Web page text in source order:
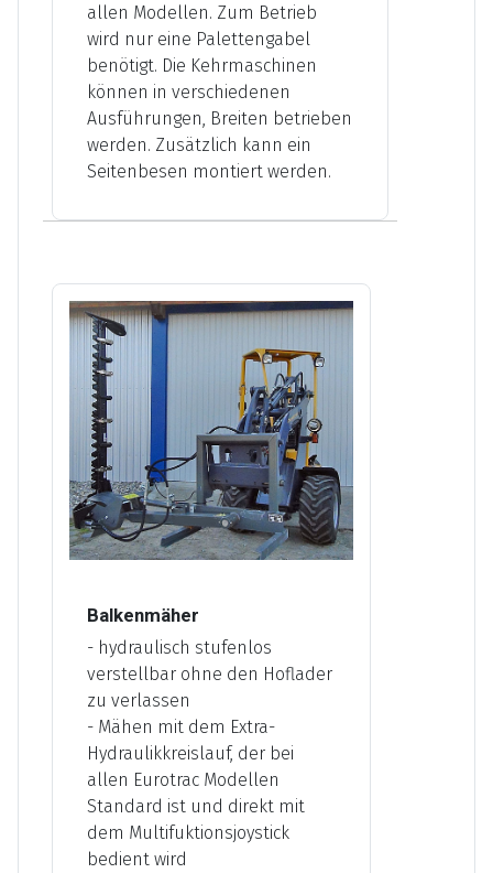
allen Modellen. Zum Betrieb
wird nur eine Palettengabel
benötigt. Die Kehrmaschinen
können in verschiedenen
Ausführungen, Breiten betrieben
werden. Zusätzlich kann ein
Seitenbesen montiert werden.
Balkenmäher
- hydraulisch stufenlos
verstellbar ohne den Hoflader
zu verlassen
- Mähen mit dem Extra-
Hydraulikkreislauf, der bei
allen Eurotrac Modellen
Standard ist und direkt mit
dem Multifuktionsjoystick
bedient wird